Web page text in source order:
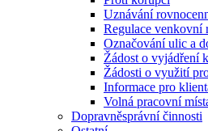
Uznávání
Regulace venkovní
Označování ulic a
Žádost o vyjádření
Žádosti o využití
Informace pro
Volná pracovní
Dopravněsprávní činnosti